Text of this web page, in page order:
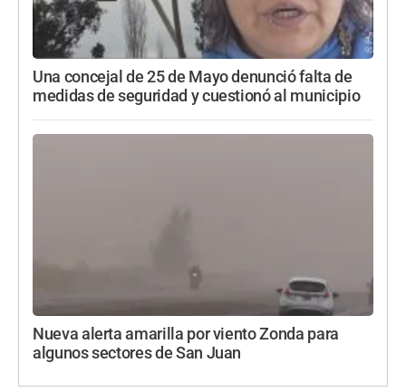
Una concejal de 25 de Mayo denunció falta de
medidas de seguridad y cuestionó al municipio
Nueva alerta amarilla por viento Zonda para
algunos sectores de San Juan